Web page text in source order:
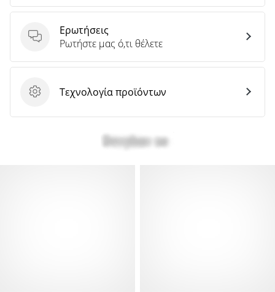
Ερωτήσεις
Ερωτήσεις
Ρωτήστε μας ό,τι θέλετε
Τεχνολογία προϊόντων
Τεχνολογία προϊόντων